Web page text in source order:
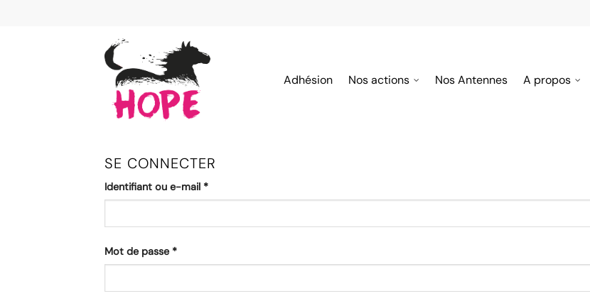
Adhésion Nos actions Nos Antennes A propos
SE CONNECTER
Identifiant ou e-mail *
Mot de passe *